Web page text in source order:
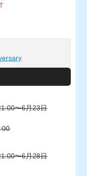
〜6月23日
〜6月28日